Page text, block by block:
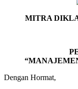
MITRA
Dengan Hormat,